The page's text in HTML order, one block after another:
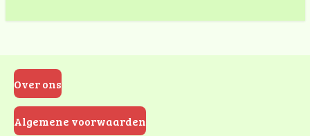
Over ons
Algemene voorwaarden